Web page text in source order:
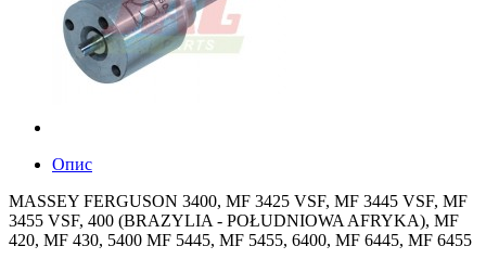
Опис
MASSEY FERGUSON 3400, MF 3425 VSF, MF 3445 VSF, MF
3455 VSF, 400 (BRAZYLIA - POŁUDNIOWA AFRYKA), MF
420, MF 430, 5400 MF 5445, MF 5455, 6400, MF 6445, MF 6455